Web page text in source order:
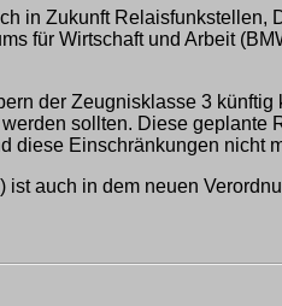
in Zukunft
für Wirtschaft und Arbeit
der Zeugnisklasse 3
sollten. Diese geplante
diese Einschränkungen nicht
auch in dem neuen